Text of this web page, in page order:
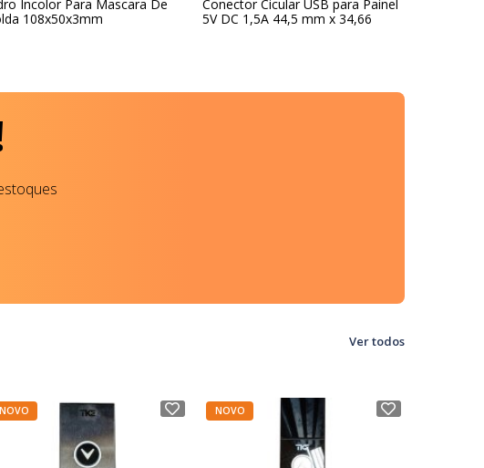
Incolor Para Mascara De
108x50x3mm
Conector Cicular USB para Painel
5V DC 1,5A 44,5 mm x 34,66
Ver todos
NOVO NOVO